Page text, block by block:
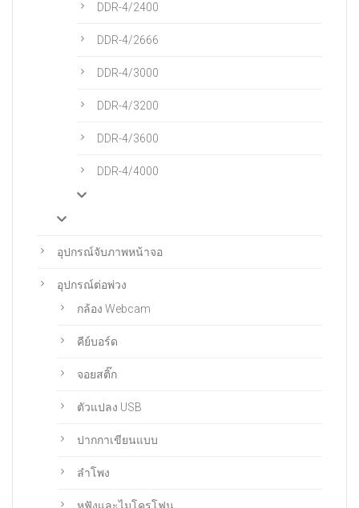
DDR-4/2400
DDR-4/2666
DDR-4/3000
DDR-4/3200
DDR-4/3600
DDR-4/4000
อุปกรณ์จับภาพหน้าจอ
อุปกรณ์ต่อพ่วง
กล้อง Webcam
คีย์บอร์ด
จอยสติ๊ก
ตัวแปลง USB
ปากกาเขียนแบบ
ลำโพง